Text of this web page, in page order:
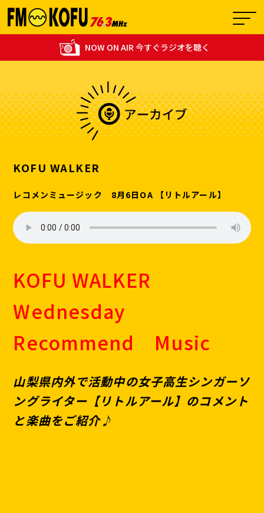
12:00 - 15:00
【生放送】ひるDOKIチア
NOW ON AIR 今すぐラジオを聴く
KOFU WALKER
レコメンミュージック 8月6日OA 【リトルアール】
KOFU WALKER
Wednesday
Recommend Music
山梨県内外で活動中の女子高生シンガーソ
ングライター【リトルアール】のコメント
と楽曲をご紹介♪